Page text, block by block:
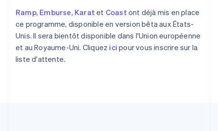
Ramp, Emburse, Karat et Coast ont déjà mis en place
ce programme, disponible en version bêta aux États-
Unis. Il sera bientôt disponible dans l'Union européenne
et au Royaume-Uni. Cliquez ici pour vous inscrire sur la
liste d'attente.
Royaume-Uni
English
Singapour
English简体中文
Slovaquie
English